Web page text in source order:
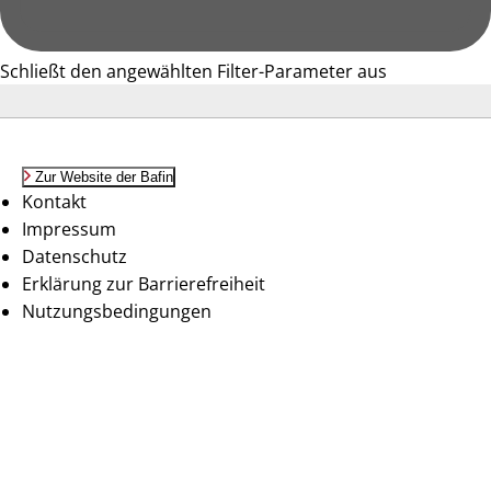
Schließt den angewählten Filter-Parameter aus
Zur Website der Bafin
Kontakt
Impressum
Datenschutz
Erklärung zur Barrierefreiheit
Nutzungsbedingungen